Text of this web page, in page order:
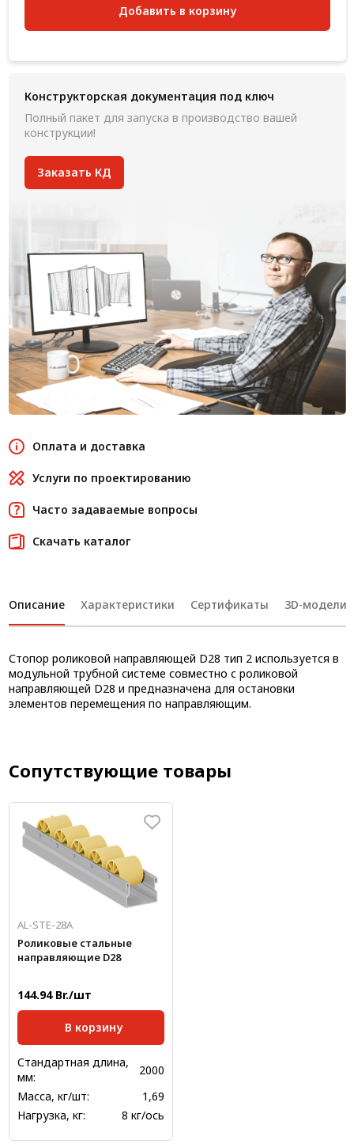
Добавить в корзину
Конструкторская документация под ключ
Полный пакет для запуска в производство вашей
конструкции!
Заказать КД
Оплата и доставка
Услуги по проектированию
Часто задаваемые вопросы
Скачать каталог
Описание Характеристики Сертификаты 3D-модели
Стопор роликовой направляющей D28 тип 2 используется в
модульной трубной системе совместно с роликовой
направляющей D28 и предназначена для остановки
элементов перемещения по направляющим.
Сопутствующие товары
AL-STE-28A
Роликовые стальные
направляющие D28
144.94 Br./шт
В корзину
Стандартная длина,
мм:
2000
Масса, кг/шт:
1,69
Нагрузка, кг:
8 кг/ось